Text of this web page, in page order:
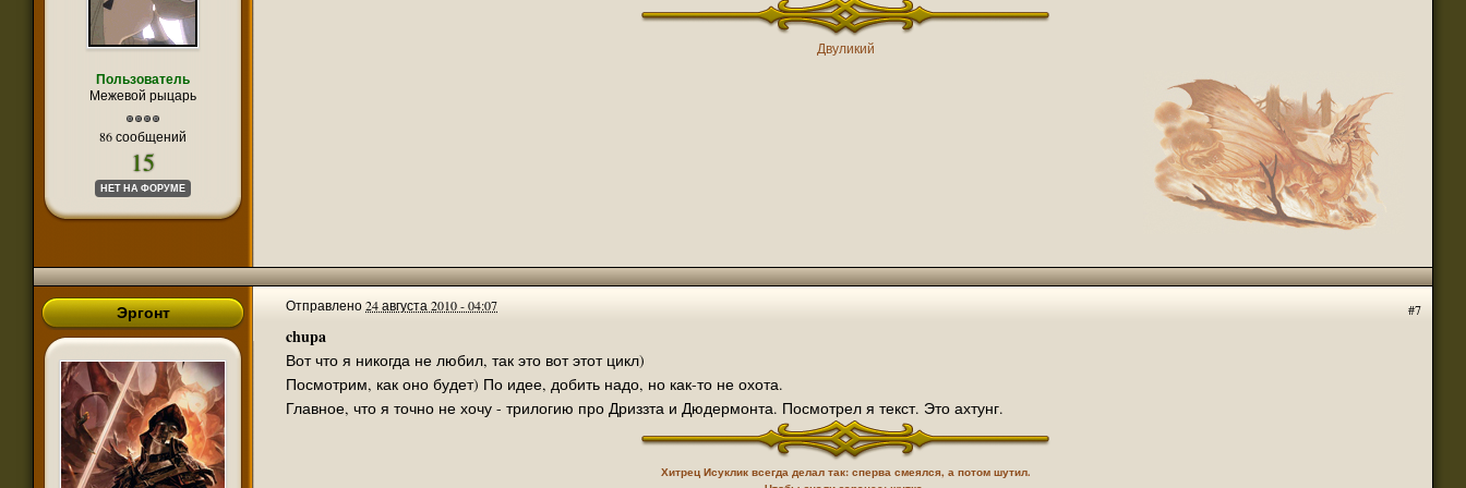
Пользователь
Межевой рыцарь
86 сообщений
15
НЕТ НА ФОРУМЕ
Двуликий
#7
Эргонт Отправлено24 августа 2010 - 04:07
chupa
Вот что я никогда не любил, так это вот этот цикл)
Посмотрим, как оно будет) По идее, добить надо, но как-то не охота.
Главное, что я точно не хочу - трилогию про Дриззта и Дюдермонта. Посмотрел я текст. Это ахтунг.
Хитрец Исуклик всегда делал так: сперва смеялся, а потом шутил.